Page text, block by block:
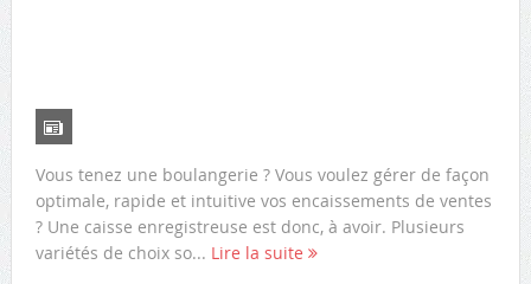
Vous tenez une boulangerie ? Vous voulez gérer de façon
optimale, rapide et intuitive vos encaissements de ventes
? Une caisse enregistreuse est donc, à avoir. Plusieurs
variétés de choix so... Lire la suite